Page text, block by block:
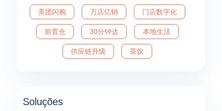
美团闪购 万店亿销 门店数字化
前置仓 30分钟达 本地生活
供应链升级 茶饮
Soluções